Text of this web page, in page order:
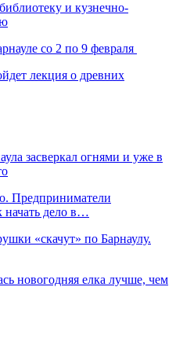
и кузнечно-
со 2 по 9 февраля
лекция о древних
засверкал огнями и уже в
Предприниматели
начать дело в…
«скачут» по Барнаулу.
новогодняя елка лучше, чем